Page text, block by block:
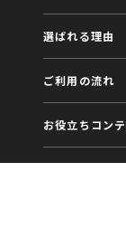
選ばれる理由
ご利用の流れ
お役立ちコン